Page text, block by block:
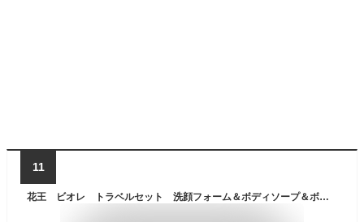
11
花王 ビオレ トラベルセット 洗顔フォーム＆ボディソープ＆ボディタオル【ボディケア/トラベル】